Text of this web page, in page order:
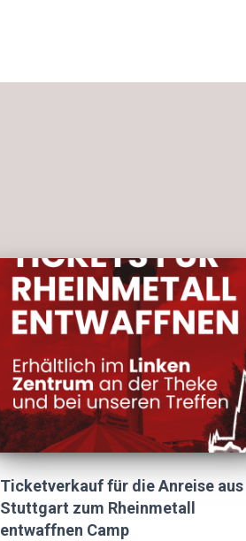
Ticketverkauf für die Anreise aus
Stuttgart zum Rheinmetall
entwaffnen Camp